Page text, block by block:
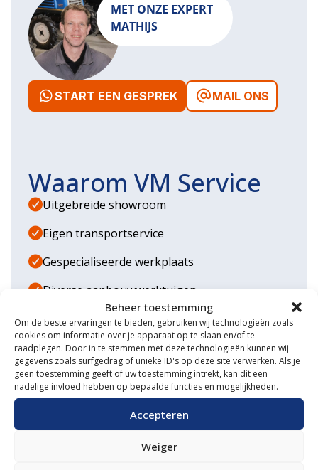
Beheer toestemming
Om de beste ervaringen te bieden, gebruiken wij technologieën zoals
cookies om informatie over je apparaat op te slaan en/of te
raadplegen. Door in te stemmen met deze technologieën kunnen wij
gegevens zoals surfgedrag of unieke ID's op deze site verwerken. Als je
geen toestemming geeft of uw toestemming intrekt, kan dit een
nadelige invloed hebben op bepaalde functies en mogelijkheden.
Accepteren
Weiger
MET ONZE EXPERT
MATHIJS
START EEN GESPREK MAIL ONS
Waarom VM Service
Uitgebreide showroom
Eigen transportservice
Gespecialiseerde werkplaats
Diverse aanbouwwerktuigen
Grote voorraad minitrekkers
Grootste in kleine tractoren